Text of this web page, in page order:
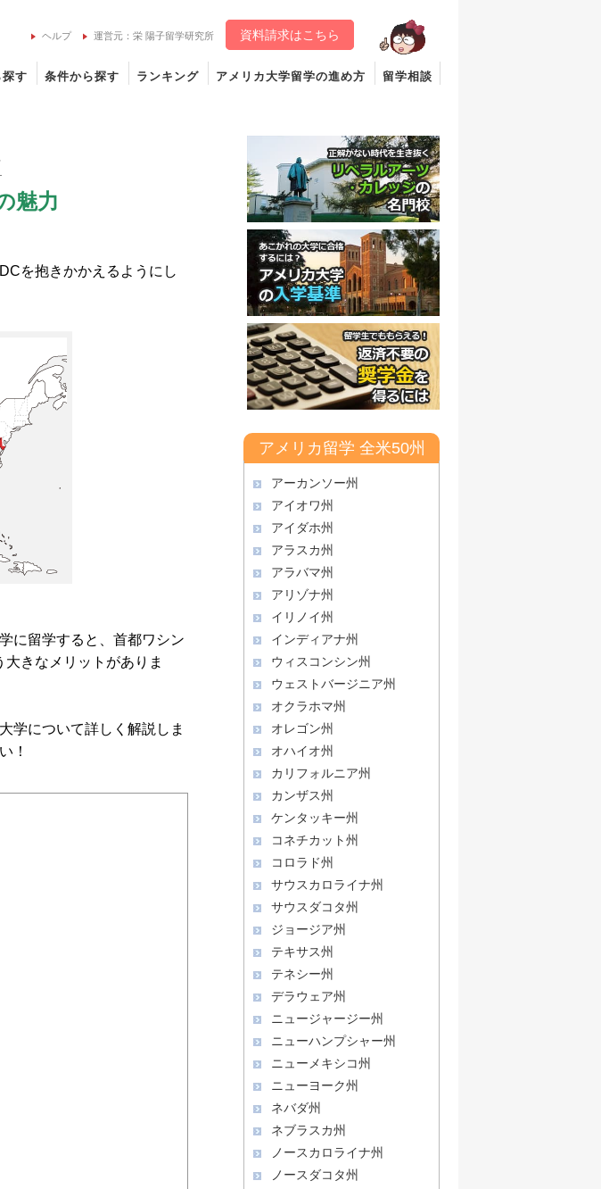
ヘルプ 運営元：栄 陽子留学研究所 資料請求はこちら
す 条件から探す ランキング アメリカ大学留学の進め方 留学相談
魅力
を抱きかかえるようにし
に留学すると、首都ワシン
きなメリットがありま
学について詳しく解説しま
！
アメリカ留学 全米50州
アーカンソー州
アイオワ州
アイダホ州
アラスカ州
アラバマ州
アリゾナ州
イリノイ州
インディアナ州
ウィスコンシン州
ウェストバージニア州
オクラホマ州
オレゴン州
オハイオ州
カリフォルニア州
カンザス州
ケンタッキー州
コネチカット州
コロラド州
サウスカロライナ州
サウスダコタ州
ジョージア州
テキサス州
テネシー州
デラウェア州
ニュージャージー州
ニューハンプシャー州
ニューメキシコ州
ニューヨーク州
ネバダ州
ネブラスカ州
ノースカロライナ州
ノースダコタ州